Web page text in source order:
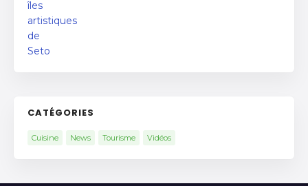
CATÉGORIES
Cuisine News Tourisme Vidéos